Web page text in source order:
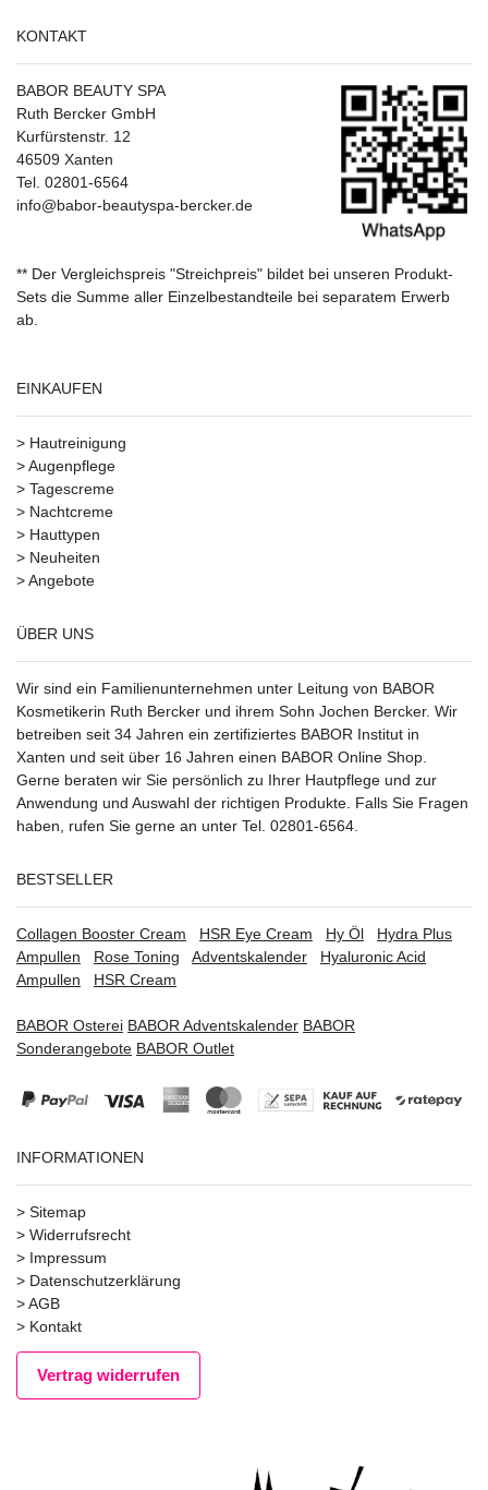
KONTAKT
BABOR BEAUTY SPA
Ruth Bercker GmbH
Kurfürstenstr. 12
46509 Xanten
Tel. 02801-6564
info@babor-beautyspa-bercker.de
** Der Vergleichspreis "Streichpreis" bildet bei unseren Produkt-
Sets die Summe aller Einzelbestandteile bei separatem Erwerb
ab.
EINKAUFEN
> Hautreinigung
>Augenpflege
> Tagescreme
> Nachtcreme
> Hauttypen
> Neuheiten
>Angebote
ÜBER UNS
Wir sind ein Familienunternehmen unter Leitung von BABOR
Kosmetikerin Ruth Bercker und ihrem Sohn Jochen Bercker. Wir
betreiben seit 34 Jahren ein zertifiziertes BABOR Institut in
Xanten und seit über 16 Jahren einen BABOR Online Shop.
Gerne beraten wir Sie persönlich zu Ihrer Hautpflege und zur
Anwendung und Auswahl der richtigen Produkte. Falls Sie Fragen
haben, rufen Sie gerne an unter Tel. 02801-6564.
BESTSELLER
Collagen Booster Cream HSR Eye Cream Hy Öl
Hydra Plus
Ampullen
Rose Toning Adventskalender
Hyaluronic Acid
Ampullen
HSR Cream
BABOR Osterei BABOR Adventskalender BABOR
Sonderangebote BABOR Outlet
INFORMATIONEN
> Sitemap
> Widerrufsrecht
> Impressum
> Datenschutzerklärung
>AGB
> Kontakt
Vertrag widerrufen